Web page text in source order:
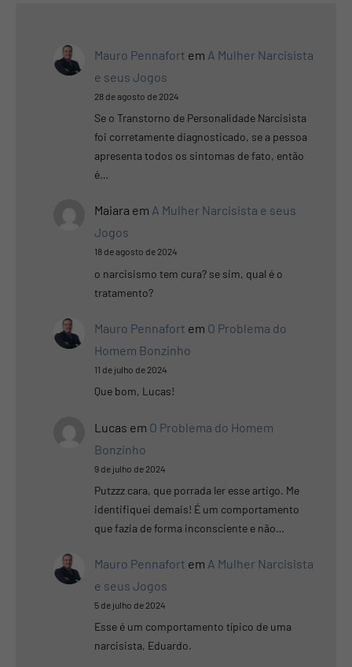
Mauro Pennafort em A Mulher Narcisista
e seus Jogos
28 de agosto de 2024
Se o Transtorno de Personalidade Narcisista
foi corretamente diagnosticado, se a pessoa
apresenta todos os sintomas de fato, então
é…
Maiara em A Mulher Narcisista e seus
Jogos
18 de agosto de 2024
o narcisismo tem cura? se sim, qual é o
tratamento?
Mauro Pennafort em O Problema do
Homem Bonzinho
11 de julho de 2024
Que bom, Lucas!
Lucas em O Problema do Homem
Bonzinho
9 de julho de 2024
Putzzz cara, que porrada ler esse artigo. Me
identifiquei demais! É um comportamento
que fazia de forma inconsciente e não…
Mauro Pennafort em A Mulher Narcisista
e seus Jogos
5 de julho de 2024
Esse é um comportamento típico de uma
narcisista, Eduardo.